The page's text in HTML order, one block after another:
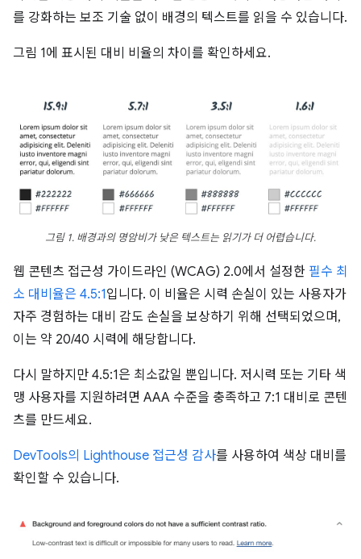
를 강화하는 보조 기술 없이 배경의 텍스트를 읽을 수 있습니다.
그림 1에 표시된 대비 비율의 차이를 확인하세요.
그림 1. 배경과의 명암비가 낮은 텍스트는 읽기가 더 어렵습니다.
웹 콘텐츠 접근성 가이드라인 (WCAG) 2.0에서 설정한 필수 최
소 대비율은 4.5:1입니다. 이 비율은 시력 손실이 있는 사용자가
자주 경험하는 대비 감도 손실을 보상하기 위해 선택되었으며,
이는 약 20/40 시력에 해당합니다.
다시 말하지만 4.5:1은 최소값일 뿐입니다. 저시력 또는 기타 색
맹 사용자를 지원하려면 AAA 수준을 충족하고 7:1 대비로 콘텐
츠를 만드세요.
DevTools의 Lighthouse 접근성 감사를 사용하여 색상 대비를
확인할 수 있습니다.